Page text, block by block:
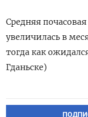
Средняя
увеличилась ​в
‌тогда как
Гданьске)